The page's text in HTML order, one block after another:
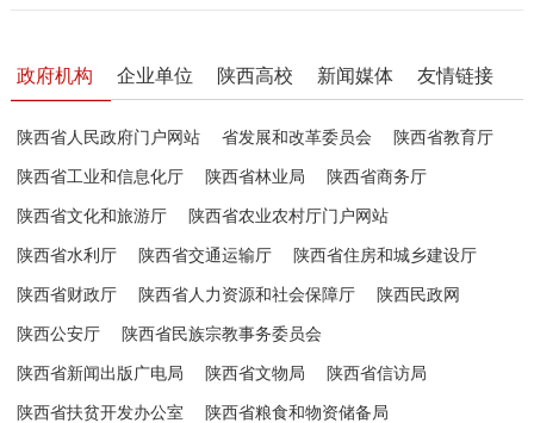
政府机构 企业单位 陕西高校 新闻媒体 友情链接
陕西省人民政府门户网站 省发展和改革委员会 陕西省教育厅
陕西省工业和信息化厅 陕西省林业局 陕西省商务厅
陕西省文化和旅游厅 陕西省农业农村厅门户网站
陕西省水利厅 陕西省交通运输厅 陕西省住房和城乡建设厅
陕西省财政厅 陕西省人力资源和社会保障厅 陕西民政网
陕西公安厅 陕西省民族宗教事务委员会
陕西省新闻出版广电局 陕西省文物局 陕西省信访局
陕西省扶贫开发办公室 陕西省粮食和物资储备局